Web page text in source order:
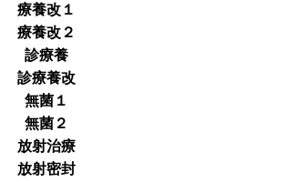
療養改１
療養改２
診療養
診療養改
無菌１
無菌２
放射治療
放射密封